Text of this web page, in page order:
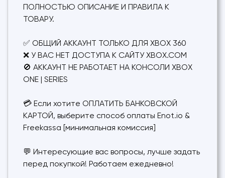
ПОЛНОСТЬЮ ОПИСАНИЕ И ПРАВИЛА К
ТОВАРУ.
✅ ОБЩИЙ АККАУНТ ТОЛЬКО ДЛЯ XBOX 360
❌ У ВАС НЕТ ДОСТУПА К САЙТУ XBOX.COM
🚫 АККАУНТ НЕ РАБОТАЕТ НА КОНСОЛИ XBOX
ONE | SERIES
💳 Если хотите ОПЛАТИТЬ БАНКОВСКОЙ
КАРТОЙ, выберите способ оплаты Enot.io &
Freekassa [минимальная комиссия]
💬 Интересующие вас вопросы, лучше задать
перед покупкой! Работаем ежедневно!